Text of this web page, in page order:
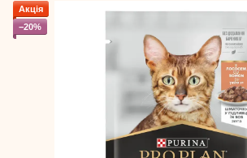
Акція
−20%